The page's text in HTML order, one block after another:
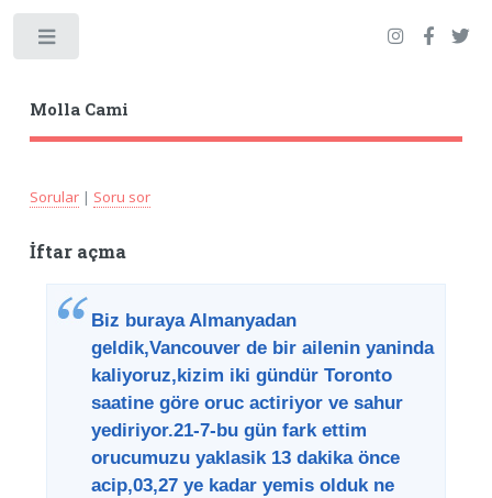
Molla Cami
Sorular| Soru sor
İftar açma
Biz buraya Almanyadan
geldik,Vancouver de bir ailenin yaninda
kaliyoruz,kizim iki gündür Toronto
saatine göre oruc actiriyor ve sahur
yediriyor.21-7-bu gün fark ettim
orucumuzu yaklasik 13 dakika önce
acip,03,27 ye kadar yemis olduk ne